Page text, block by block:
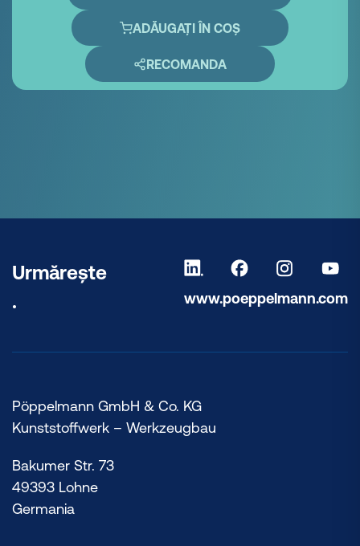
ADĂUGAȚI ÎN COȘ
RECOMANDA
Urmărește
.
www.poeppelmann.com
Pöppelmann GmbH & Co. KG
Kunststoffwerk – Werkzeugbau
Bakumer Str. 73
49393 Lohne
Germania